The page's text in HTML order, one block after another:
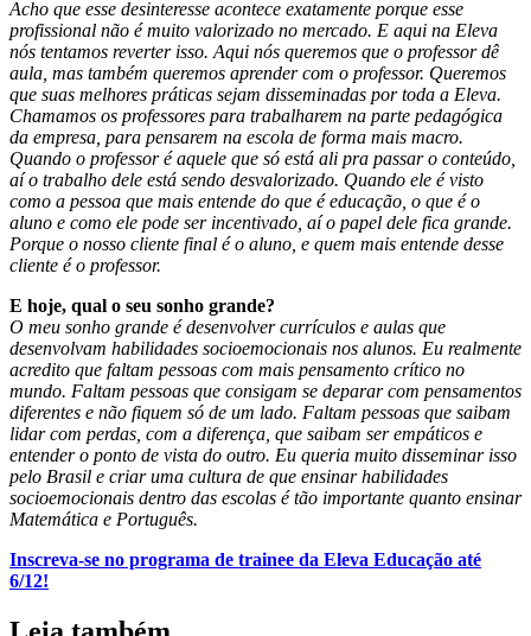
Acho que esse desinteresse acontece exatamente porque esse
profissional não é muito valorizado no mercado. E aqui na Eleva
nós tentamos reverter isso. Aqui nós queremos que o professor dê
aula, mas também queremos aprender com o professor. Queremos
que suas melhores práticas sejam disseminadas por toda a Eleva.
Chamamos os professores para trabalharem na parte pedagógica
da empresa, para pensarem na escola de forma mais macro.
Quando o professor é aquele que só está ali pra passar o conteúdo,
aí o trabalho dele está sendo desvalorizado. Quando ele é visto
como a pessoa que mais entende do que é educação, o que é o
aluno e como ele pode ser incentivado, aí o papel dele fica grande.
Porque o nosso cliente final é o aluno, e quem mais entende desse
cliente é o professor.
E hoje, qual o seu sonho grande?
O meu sonho grande é desenvolver currículos e aulas que
desenvolvam habilidades socioemocionais nos alunos. Eu realmente
acredito que faltam pessoas com mais pensamento crítico no
mundo. Faltam pessoas que consigam se deparar com pensamentos
diferentes e não fiquem só de um lado. Faltam pessoas que saibam
lidar com perdas, com a diferença, que saibam ser empáticos e
entender o ponto de vista do outro. Eu queria muito disseminar isso
pelo Brasil e criar uma cultura de que ensinar habilidades
socioemocionais dentro das escolas é tão importante quanto ensinar
Matemática e Português.
Inscreva-se no programa de trainee da Eleva Educação até
6/12!